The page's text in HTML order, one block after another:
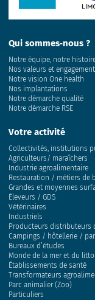
Qui sommes‑nous ?
Notre équipe, notre
Nos valeurs et
Notre vision One health
Nos implantations
Notre démarche qualité
Notre démarche RSE
Votre activité
Collectivités, institutions
Agriculteurs/ maraîchers
Industrie agroalimentaire
Restauration / métiers de
Grandes et moyennes
Éleveurs / GDS
Vétérinaires
Industriels
Producteurs distributeurs
Campings / hôtellerie /
Bureaux d’études
Monde de la mer et du
Établissements de santé
Transformateurs
Parc animalier (Zoo)
Particuliers